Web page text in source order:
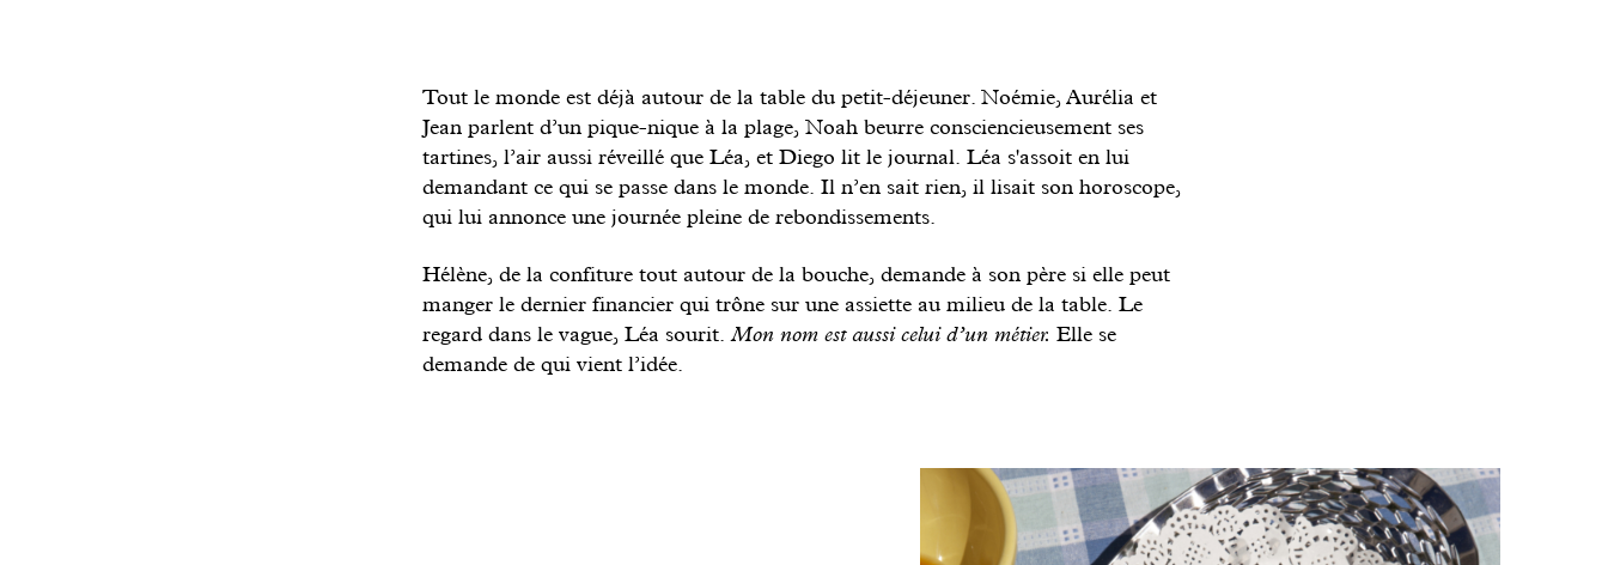
Tout le monde est déjà autour de la table du petit-déjeuner. Noémie, Aurélia et
Jean parlent d’un pique-nique à la plage, Noah beurre consciencieusement ses
tartines, l’air aussi réveillé que Léa, et Diego lit le journal. Léa s'assoit en lui
demandant ce qui se passe dans le monde. Il n’en sait rien, il lisait son horoscope,
qui lui annonce une journée pleine de rebondissements.
Hélène, de la confiture tout autour de la bouche, demande à son père si elle peut
manger le dernier financier qui trône sur une assiette au milieu de la table. Le
regard dans le vague, Léa sourit.Mon nom est aussi celui d’un métier. Elle se
demande de qui vient l’idée.